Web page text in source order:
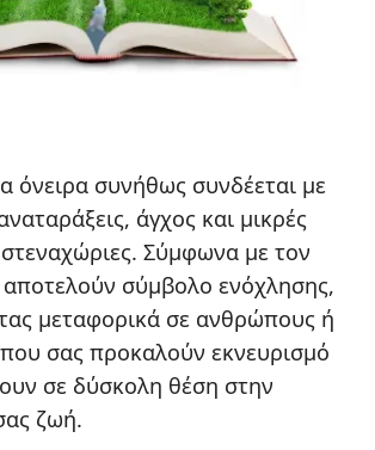
όνειρα συνήθως συνδέεται με
άγχος και μικρές
Σύμφωνα με τον
αποτελούν σύμβολο ενόχλησης,
μεταφορικά σε ανθρώπους ή
σας προκαλούν εκνευρισμό
σε δύσκολη θέση στην
ζωή.